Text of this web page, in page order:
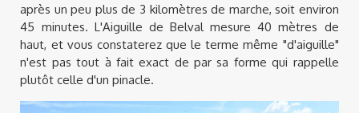
après un peu plus de 3 kilomètres de marche, soit environ
45 minutes. L'Aiguille de Belval mesure 40 mètres de
haut, et vous constaterez que le terme même "d'aiguille"
n'est pas tout à fait exact de par sa forme qui rappelle
plutôt celle d'un pinacle.